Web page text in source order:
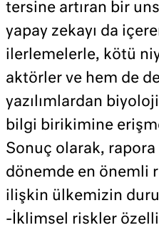
tersine artıran bir
yapay zekayı da
ilerlemelerle, kötü
aktörler ve hem de
yazılımlardan
bilgi birikimine
Sonuç olarak,
dönemde en önemli
ilişkin ülkemizin
-İklimsel riskler